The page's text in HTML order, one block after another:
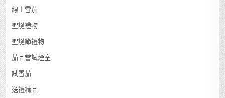
線上雪茄
聖誕禮物
聖誕節禮物
茄品嘗試煙室
試雪茄
送禮精品